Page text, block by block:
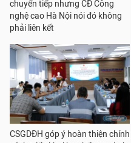
chuyển tiếp nhưng CĐ Công
nghệ cao Hà Nội nói đó không
phải liên kết
CSGDĐH góp ý hoàn thiện chính